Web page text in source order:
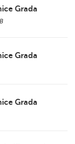
Grada
Grada
Grada